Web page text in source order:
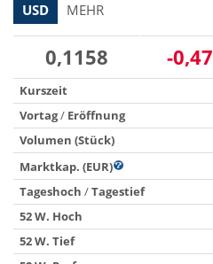
USD MEHR
0,1158 -0,47
Kurszeit
Vortag/ Eröffnung
Volumen (Stück)
Marktkap. (EUR)
Tageshoch /Tagestief
52 W. Hoch
52 W. Tief